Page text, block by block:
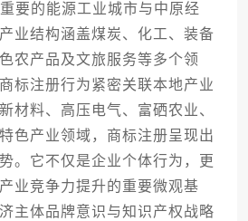
的能源工业城市与中原经
业结构涵盖煤炭、化工、装备
农产品及文旅服务等多个领
标注册行为紧密关联本地产业
材料、高压电气、富硒农业、
色产业领域，商标注册呈现出
。它不仅是企业个体行为，更
业竞争力提升的重要微观基
主体品牌意识与知识产权战略